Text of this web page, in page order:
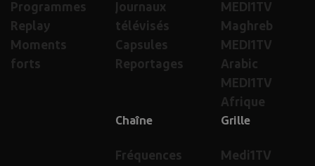
MEDI1TV
Maghreb
MEDI1TV
Arabic
MEDI1TV
Afrique
Journaux
télévisés
Capsules
Reportages
Programmes
Replay
Moments
forts
Grille
Medi1TV
Chaîne
Fréquences